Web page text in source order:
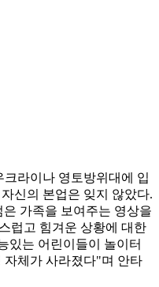
라이나 영토방위대에 입
신의 본업은 잊지 않았다.
가족을 보여주는 영상을
럽고 힘겨운 상황에 대한
있는 어린이들이 놀이터
자체가 사라졌다"며 안타